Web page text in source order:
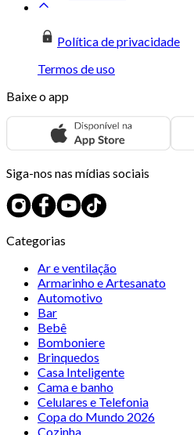
Política de privacidade
Termos de uso
Baixe o app
Siga-nos nas mídias sociais
Categorias
Ar e ventilação
Armarinho e Artesanato
Automotivo
Bar
Bebê
Bomboniere
Brinquedos
Casa Inteligente
Cama e banho
Celulares e Telefonia
Copa do Mundo 2026
Cozinha